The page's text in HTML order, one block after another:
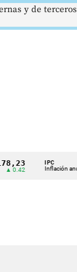
IPC
Inflación anual ▼
y de